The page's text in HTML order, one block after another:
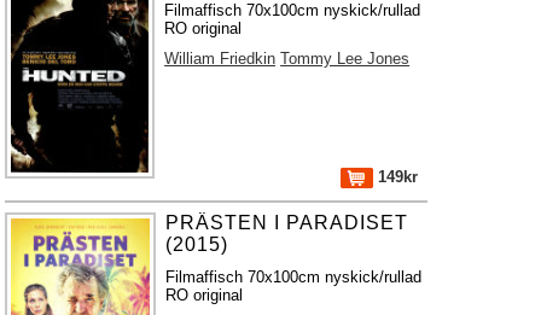
Filmaffisch 70x100cm nyskick/rullad
RO original
William Friedkin Tommy Lee Jones
149kr
PRÄSTEN I PARADISET
(2015)
Filmaffisch 70x100cm nyskick/rullad
RO original